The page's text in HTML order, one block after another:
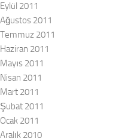
Eylül 2011
Ağustos 2011
Temmuz 2011
Haziran 2011
Mayıs 2011
Nisan 2011
Mart 2011
Şubat 2011
Ocak 2011
Aralık 2010